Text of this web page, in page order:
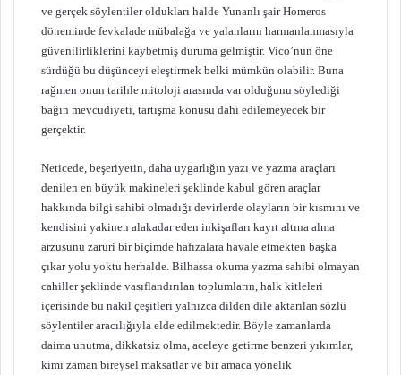
ve gerçek söylentiler oldukları halde Yunanlı şair Homeros
döneminde fevkalade mübalağa ve yalanların harmanlanmasıyla
güvenilirliklerini kaybetmiş duruma gelmiştir. Vico’nun öne
sürdüğü bu düşünceyi eleştirmek belki mümkün olabilir. Buna
rağmen onun tarihle mitoloji arasında var olduğunu söylediği
bağın mevcudiyeti, tartışma konusu dahi edilemeyecek bir
gerçektir.
Neticede, beşeriyetin, daha uygarlığın yazı ve yazma araçları
denilen en büyük makineleri şeklinde kabul gören araçlar
hakkında bilgi sahibi olmadığı devirlerde olayların bir kısmını ve
kendisini yakinen alakadar eden inkişafları kayıt altına alma
arzusunu zaruri bir biçimde hafızalara havale etmekten başka
çıkar yolu yoktu herhalde. Bilhassa okuma yazma sahibi olmayan
cahiller şeklinde vasıflandırılan toplumların, halk kitleleri
içerisinde bu nakil çeşitleri yalnızca dilden dile aktarılan sözlü
söylentiler aracılığıyla elde edilmektedir. Böyle zamanlarda
daima unutma, dikkatsiz olma, aceleye getirme benzeri yıkımlar,
kimi zaman bireysel maksatlar ve bir amaca yönelik